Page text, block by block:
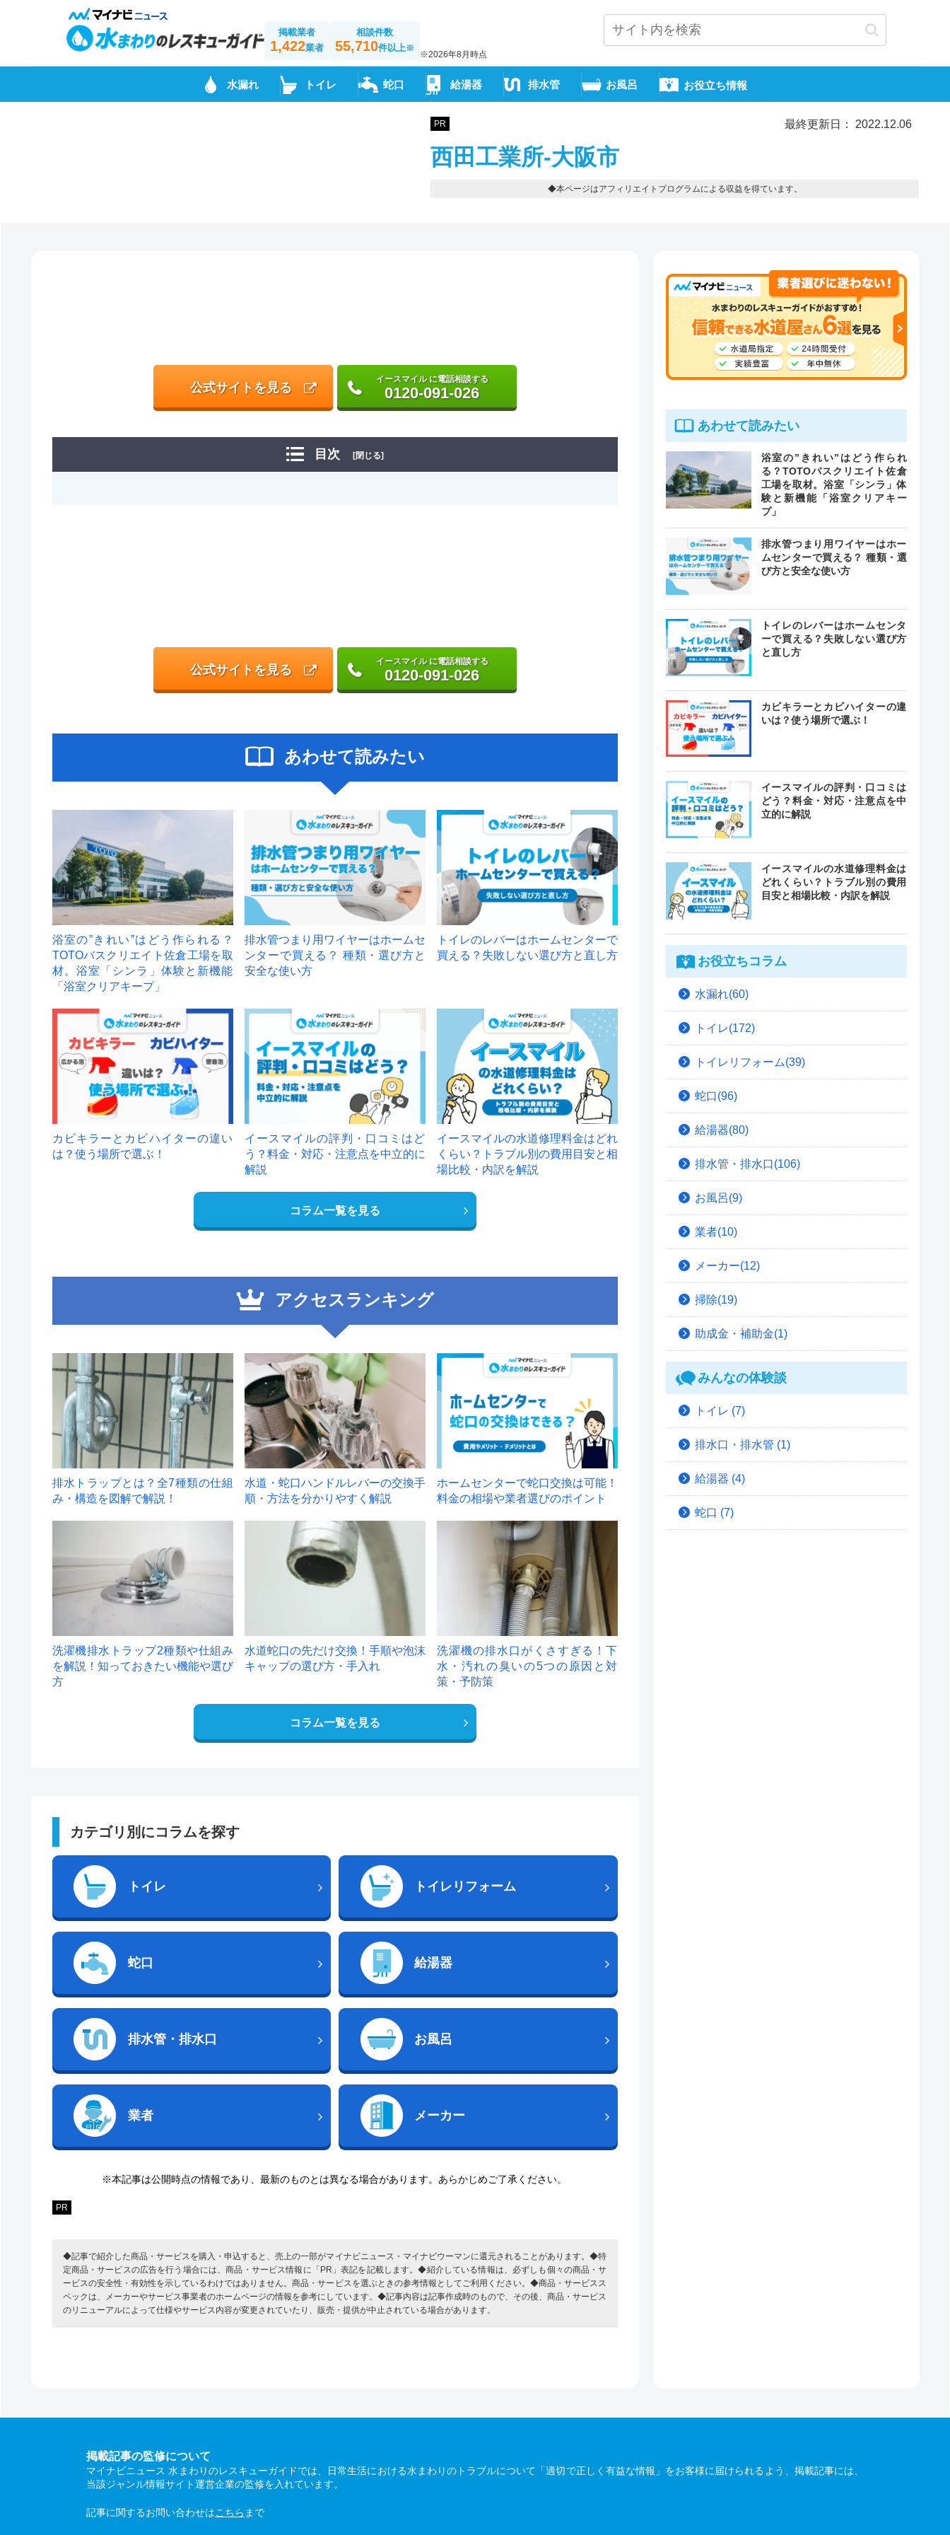
掲載業者
1,422業者
相談件数
55,710件以上※
※2026年8月時点
水漏れ トイレ 蛇口 給湯器 排水管 お風呂 お役立ち情報
PR 最終更新日： 2022.12.06
西田工業所-大阪市
◆本ページはアフィリエイトプログラムによる収益を得ています。
公式サイトを見る
イースマイル に電話相談する
0120-091-026
目次 [閉じる]
公式サイトを見る
イースマイル に電話相談する
0120-091-026
あわせて読みたい
浴室の”きれい”はどう作られる？
TOTOバスクリエイト佐倉工場を取
材。浴室「シンラ」体験と新機能
「浴室クリアキープ」
排水管つまり用ワイヤーはホームセ
ンターで買える？ 種類・選び方と
安全な使い方
トイレのレバーはホームセンターで
買える？失敗しない選び方と直し方
カビキラーとカビハイターの違い
は？使う場所で選ぶ！
イースマイルの評判・口コミはど
う？料金・対応・注意点を中立的に
解説
イースマイルの水道修理料金はどれ
くらい？トラブル別の費用目安と相
場比較・内訳を解説
コラム一覧を見る
アクセスランキング
1
排水トラップとは？全7種類の仕組
み・構造を図解で解説！
2
水道・蛇口ハンドルレバーの交換手
順・方法を分かりやすく解説
ホームセンターで蛇口交換は可能！
料金の相場や業者選びのポイント
洗濯機排水トラップ2種類や仕組み
を解説！知っておきたい機能や選び
方
水道蛇口の先だけ交換！手順や泡沫
キャップの選び方・手入れ
洗濯機の排水口がくさすぎる！下
水・汚れの臭いの5つの原因と対
策・予防策
コラム一覧を見る
カテゴリ別にコラムを探す
トイレ トイレリフォーム
蛇口 給湯器
排水管・排水口 お風呂
業者 メーカー
※本記事は公開時点の情報であり、最新のものとは異なる場合があります。あらかじめご了承ください。
PR
◆記事で紹介した商品・サービスを購入・申込すると、売上の一部がマイナビニュース・マイナビウーマンに還元されることがあります。◆特
定商品・サービスの広告を行う場合には、商品・サービス情報に「PR」表記を記載します。◆紹介している情報は、必ずしも個々の商品・サ
ービスの安全性・有効性を示しているわけではありません。商品・サービスを選ぶときの参考情報としてご利用ください。◆商品・サービスス
ペックは、メーカーやサービス事業者のホームページの情報を参考にしています。◆記事内容は記事作成時のもので、その後、商品・サービス
のリニューアルによって仕様やサービス内容が変更されていたり、販売・提供が中止されている場合があります。
あわせて読みたい
浴室の”きれい”はどう作られ
る？TOTOバスクリエイト佐倉
工場を取材。浴室「シンラ」体
験と新機能「浴室クリアキー
プ」
排水管つまり用ワイヤーはホー
ムセンターで買える？ 種類・選
び方と安全な使い方
トイレのレバーはホームセンタ
ーで買える？失敗しない選び方
と直し方
カビキラーとカビハイターの違
いは？使う場所で選ぶ！
イースマイルの評判・口コミは
どう？料金・対応・注意点を中
立的に解説
イースマイルの水道修理料金は
どれくらい？トラブル別の費用
目安と相場比較・内訳を解説
お役立ちコラム
水漏れ(60)
トイレ(172)
トイレリフォーム(39)
蛇口(96)
給湯器(80)
排水管・排水口(106)
お風呂(9)
業者(10)
メーカー(12)
掃除(19)
助成金・補助金(1)
みんなの体験談
トイレ (7)
排水口・排水管 (1)
給湯器 (4)
蛇口 (7)
掲載記事の監修について
マイナビニュース 水まわりのレスキューガイドでは、日常生活における水まわりのトラブルについて「適切で正しく有益な情報」をお客様に届けられるよう、掲載記事には、
当該ジャンル情報サイト運営企業の監修を入れています。
記事に関するお問い合わせはこちら まで